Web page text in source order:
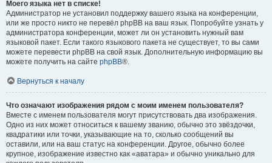
Моего языка нет в списке!
Администратор не установил поддержку вашего языка на конференции,
или же просто никто не перевёл phpBB на ваш язык. Попробуйте узнать у
администратора конференции, может ли он установить нужный вам
языковой пакет. Если такого языкового пакета не существует, то вы сами
можете перевести phpBB на свой язык. Дополнительную информацию вы
можете получить на сайте phpBB®.
Вернуться к началу
Что означают изображения рядом с моим именем пользователя?
Вместе с именем пользователя могут присутствовать два изображения.
Одно из них может относиться к вашему званию, обычно это звёздочки,
квадратики или точки, указывающие на то, сколько сообщений вы
оставили, или на ваш статус на конференции. Другое, обычно более
крупное, изображение известно как «аватара» и обычно уникально для